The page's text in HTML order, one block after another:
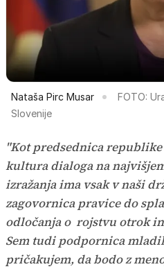
Nataša Pirc Musar
FOTO:
Slovenije
"Kot predsednica
kultura dialoga na
izražanja ima vsak v naši
zagovornica pravice do
odločanja o rojstvu otrok
Sem tudi podpornica
pričakujem, da bodo z